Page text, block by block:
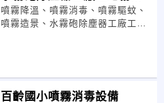
機
噴霧降溫、噴霧消毒、噴霧驅蚊、
噴霧造景、水霧砲除塵器工廠工地
百齡國小噴霧消毒設備